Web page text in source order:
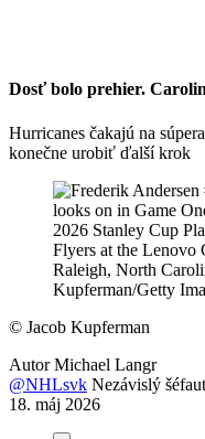
Dosť bolo prehier.
Hurricanes čakajú na
konečne urobiť ďalší krok
© Jacob Kupferman
Autor Michael Langr
@NHLsvk Nezávislý
18. máj 2026